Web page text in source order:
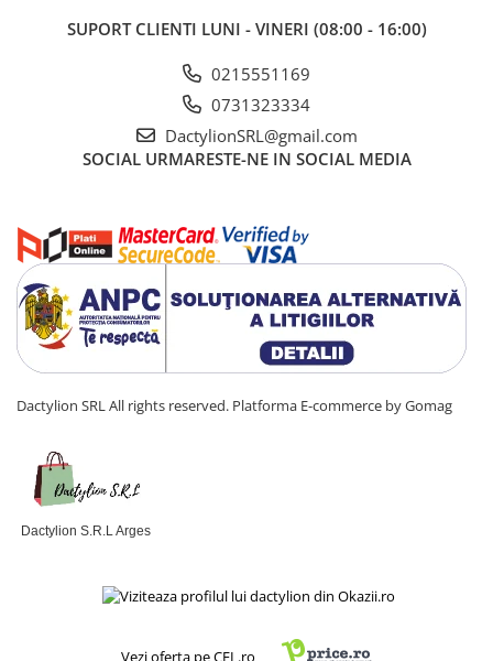
SUPORT CLIENTI LUNI - VINERI (08:00 - 16:00)
0215551169
0731323334
DactylionSRL@gmail.com
SOCIAL URMARESTE-NE IN SOCIAL MEDIA
Dactylion SRL All rights reserved. Platforma E-commerce by Gomag
Dactylion S.R.L Arges
Vezi oferta pe CEL.ro